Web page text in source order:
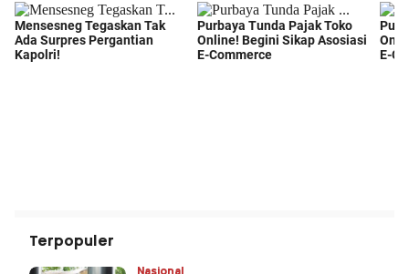
Terpopuler